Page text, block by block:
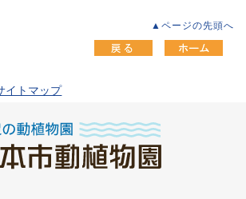
▲ページの先頭へ
イトマップ